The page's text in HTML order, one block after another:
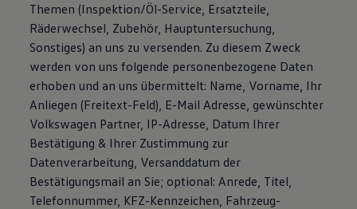
Themen (Inspektion/Öl-Service, Ersatzteile,
Räderwechsel, Zubehör, Hauptuntersuchung,
Sonstiges) an uns zu versenden. Zu diesem Zweck
werden von uns folgende personenbezogene Daten
erhoben und an uns übermittelt: Name, Vorname, Ihr
Anliegen (Freitext-Feld), E-Mail Adresse, gewünschter
Volkswagen Partner, IP-Adresse, Datum Ihrer
Bestätigung & Ihrer Zustimmung zur
Datenverarbeitung, Versanddatum der
Bestätigungsmail an Sie; optional: Anrede, Titel,
Telefonnummer, KFZ-Kennzeichen, Fahrzeug-